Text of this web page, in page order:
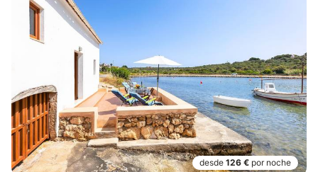
desde 126 € por noche